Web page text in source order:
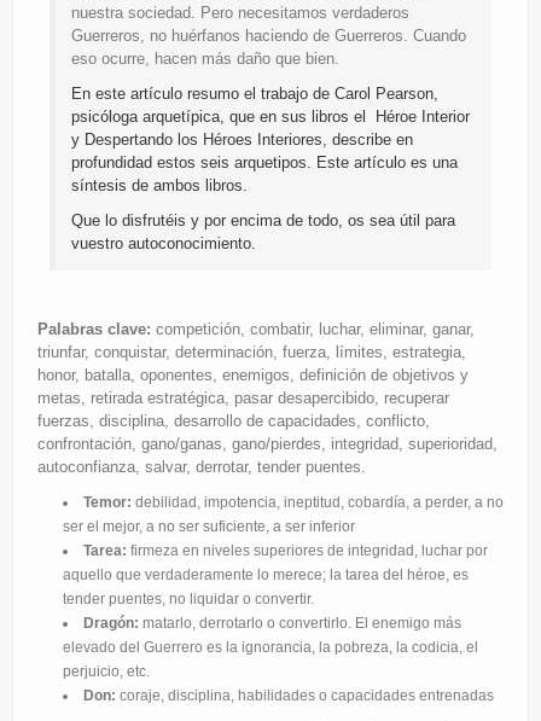
nuestra sociedad. Pero necesitamos verdaderos
Guerreros, no huérfanos haciendo de Guerreros. Cuando
eso ocurre, hacen más daño que bien.
En este artículo resumo el trabajo de Carol Pearson,
psicóloga arquetípica, que en sus libros el Héroe Interior
y Despertando los Héroes Interiores, describe en
profundidad estos seis arquetipos. Este artículo es una
síntesis de ambos libros.
Que lo disfrutéis y por encima de todo, os sea útil para
vuestro autoconocimiento.
Palabras clave: competición, combatir, luchar, eliminar, ganar,
triunfar, conquistar, determinación, fuerza, límites, estrategia,
honor, batalla, oponentes, enemigos, definición de objetivos y
metas, retirada estratégica, pasar desapercibido, recuperar
fuerzas, disciplina, desarrollo de capacidades, conflicto,
confrontación, gano/ganas, gano/pierdes, integridad, superioridad,
autoconfianza, salvar, derrotar, tender puentes.
Temor: debilidad, impotencia, ineptitud, cobardía, a perder, a no
ser el mejor, a no ser suficiente, a ser inferior
Tarea: firmeza en niveles superiores de integridad, luchar por
aquello que verdaderamente lo merece; la tarea del héroe, es
tender puentes, no liquidar o convertir.
Dragón: matarlo, derrotarlo o convertirlo. El enemigo más
elevado del Guerrero es la ignorancia, la pobreza, la codicia, el
perjuicio, etc.
Don: coraje, disciplina, habilidades o capacidades entrenadas